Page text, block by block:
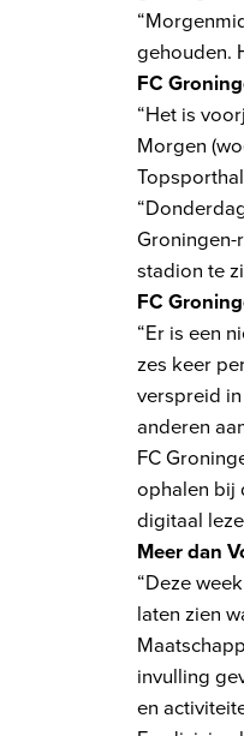
gehouden.
FC
“Het is
Morgen
stadion te
FC
“Er is een
zes keer
verspreid
anderen
FC
ophalen bij
digitaal
Meer dan
“Deze
laten zien
invulling
en